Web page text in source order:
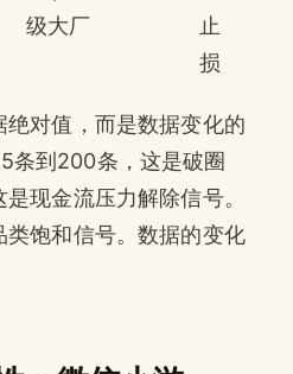
级大厂
止
损
对值，而是数据变化的
条到200条，这是破圈
现金流压力解除信号。
饱和信号。数据的变化